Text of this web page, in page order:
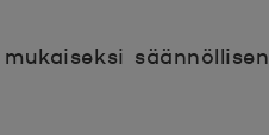
säännöllisen